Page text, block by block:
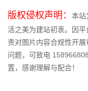
版权侵权声明：
本站
活之美为建站初衷。因
责对图片内容合规性开
问题，可致电
置，感谢理解与配合！